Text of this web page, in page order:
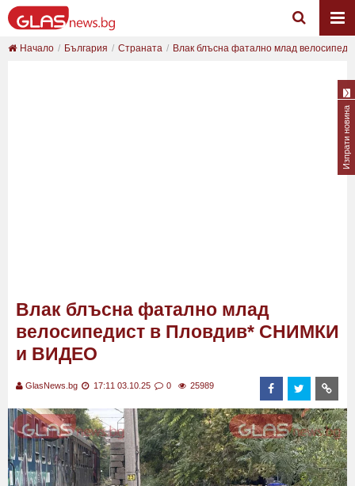
Начало България Страната Влак блъсна фатално млад
Влак блъсна фатално млад
велосипедист в Пловдив* СНИМКИ
и ВИДЕО
GlasNews.bg 17:11 03.10.25 0 25989
Изпрати новина